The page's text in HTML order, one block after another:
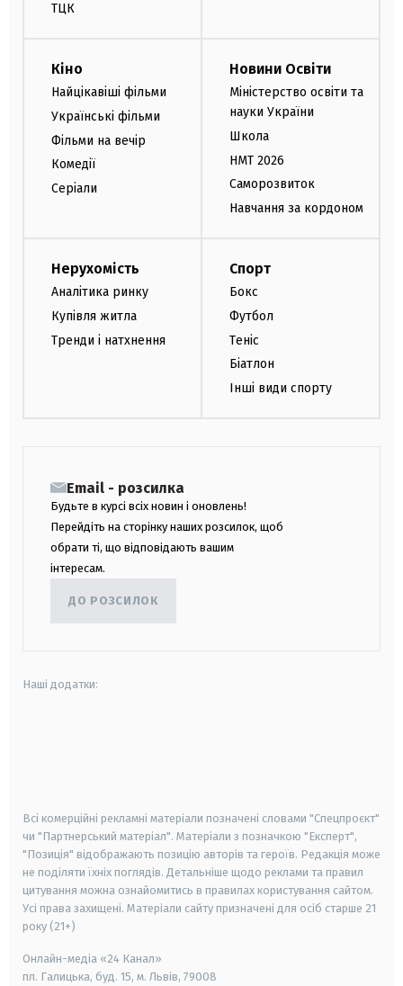
ТЦК
Кіно
Найцікавіші фільми
Українські фільми
Фільми на вечір
Комедії
Серіали
Новини Освіти
Міністерство освіти та
науки України
Школа
НМТ 2026
Саморозвиток
Навчання за кордоном
Нерухомість
Аналітика ринку
Купівля житла
Тренди і натхнення
Спорт
Бокс
Футбол
Теніс
Біатлон
Інші види спорту
Email - розсилка
Будьте в курсі всіх новин і оновлень!
Перейдіть на сторінку наших розсилок, щоб
обрати ті, що відповідають вашим
інтересам.
ДО РОЗСИЛОК
Наші додатки:
Всі комерційні рекламні матеріали позначені словами "Спецпроєкт"
чи "Партнерський матеріал". Матеріали з позначкою "Експерт",
"Позиція" відображають позицію авторів та героїв. Редакція може
не поділяти їхніх поглядів. Детальніше щодо реклами та правил
цитування можна ознайомитись в правилах користування сайтом.
Усі права захищені. Матеріали сайту призначені для осіб старше 21
року (21+)
Онлайн-медіа «24 Канал»
пл. Галицька, буд. 15, м. Львів, 79008